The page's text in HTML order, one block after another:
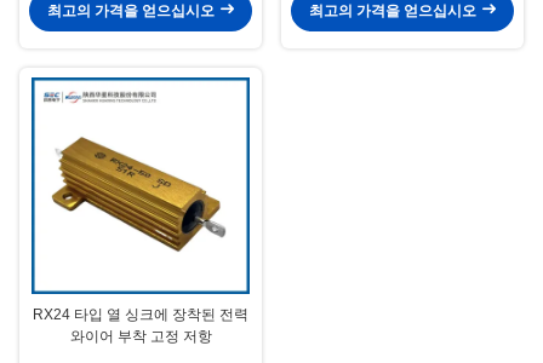
최고의 가격을 얻으십시오 최고의 가격을 얻으십시오
RX24 타입 열 싱크에 장착된 전력
와이어 부착 고정 저항